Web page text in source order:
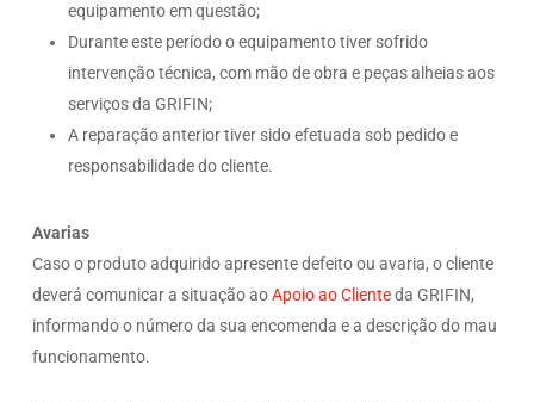
equipamento em questão;
Durante este período o equipamento tiver sofrido
intervenção técnica, com mão de obra e peças alheias aos
serviços da GRIFIN;
A reparação anterior tiver sido efetuada sob pedido e
responsabilidade do cliente.
Avarias
Caso o produto adquirido apresente defeito ou avaria, o cliente
deverá comunicar a situação aoApoio ao Clienteda GRIFIN,
informando o número da sua encomenda e a descrição do mau
funcionamento.